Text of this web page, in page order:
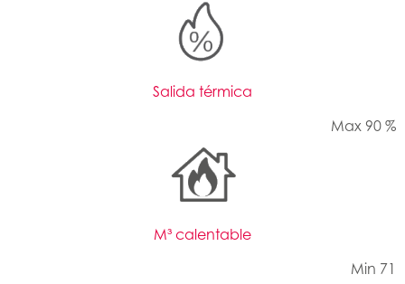
Salida térmica
Max 90 %
M³ calentable
Min 71